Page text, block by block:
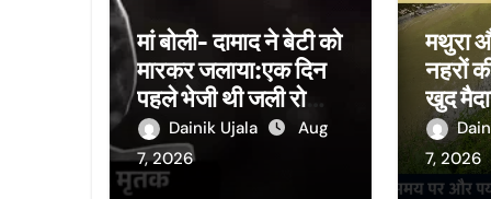
मां बोली- दामाद ने बेटी को
मारकर जलाया:एक दिन
पहले भेजी थी जली रोटी
की फोटो; पति बोला-
पहले चाय पिलाई, फिर
खुद लगाई आग
Dainik Ujala
Aug
7, 2026
मथुरा
नहरों
खुद
दिए
7, 2026